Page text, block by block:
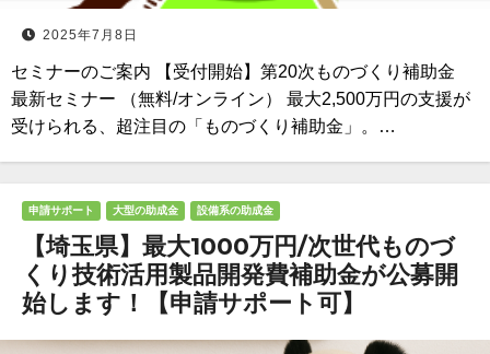
2025年7月8日
セミナーのご案内 【受付開始】第20次ものづくり補助金
最新セミナー （無料/オンライン） 最大2,500万円の支援が
受けられる、超注目の「ものづくり補助金」。…
申請サポート 大型の助成金 設備系の助成金
【埼玉県】最大1000万円/次世代ものづ
くり技術活用製品開発費補助金が公募開
始します！【申請サポート可】